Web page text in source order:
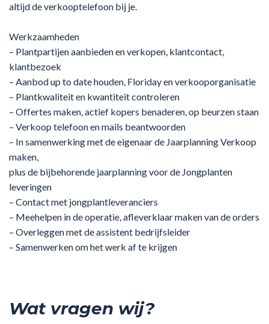
altijd de verkooptelefoon bij je.
Werkzaamheden
– Plantpartijen aanbieden en verkopen, klantcontact,
klantbezoek
– Aanbod up to date houden, Floriday en verkooporganisatie
– Plantkwaliteit en kwantiteit controleren
– Offertes maken, actief kopers benaderen, op beurzen staan
– Verkoop telefoon en mails beantwoorden
– In samenwerking met de eigenaar de Jaarplanning Verkoop
maken,
plus de bijbehorende jaarplanning voor de Jongplanten
leveringen
– Contact met jongplantleveranciers
– Meehelpen in de operatie, afleverklaar maken van de orders
– Overleggen met de assistent bedrijfsleider
– Samenwerken om het werk af te krijgen
Wat vragen wij?